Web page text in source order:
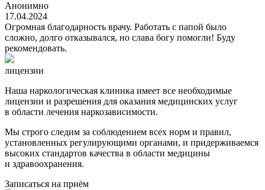
Анонимно
17.04.2024
Огромная благодарность врачу. Работать с папой было
сложно, долго отказывался, но слава богу помогли! Буду
рекомендовать.
лицензии
Наша наркологическая клиника имеет все необходимые
лицензии и разрешения для оказания медицинских услуг
в области лечения наркозависимости.
Мы строго следим за соблюдением всех норм и правил,
установленных регулирующими органами, и придерживаемся
высоких стандартов качества в области медицины
и здравоохранения.
Записаться на приём